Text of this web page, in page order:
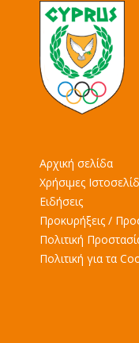
Αρχική σελίδα
Χρήσιμες
Ειδήσεις
Προκυρήξεις /
Πολιτική
Πολιτική για τα